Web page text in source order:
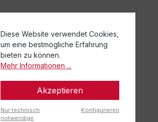
Diese Website verwendet Cookies,
um eine bestmögliche Erfahrung
bieten zu können.
Mehr Informationen ...
Akzeptieren
Nur technisch
notwendige
Konfigurieren